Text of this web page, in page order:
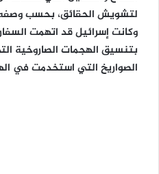
لتشويش الحقائق، بحسب
وكانت إسرائيل قد اتهمت
بتنسيق الهجمات الصاروخية
الصواريخ التي استخدمت في